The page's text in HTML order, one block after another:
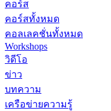
คอร์ส
คอร์สทั้งหมด
คอลเลคชั่นทั้งหมด
Workshops
วิดีโอ
ข่าว
บทความ
เครือข่ายความรู้